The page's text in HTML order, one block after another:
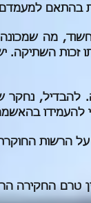
בהתאם למעמדם
מה
זכות
נחקר
להעמידו
הרשות החוקרת
טרם החקירה